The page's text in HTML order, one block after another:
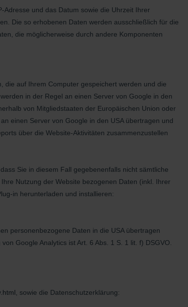
und das Datum sowie die Uhrzeit Ihrer
Die so erhobenen Daten werden ausschließlich für die
die möglicherweise durch andere Komponenten
die auf Ihrem Computer gespeichert werden und die
in der Regel an einen Server von Google in den
von Mitgliedstaaten der Europäischen Union oder
einen Server von Google in den USA übertragen und
über die Website-Aktivitäten zusammenzustellen
Sie in diesem Fall gegebenenfalls nicht sämtliche
Nutzung der Website bezogenen Daten (inkl. Ihrer
in herunterladen und installieren:
personenbezogene Daten in die USA übertragen
Google Analytics ist Art. 6 Abs. 1 S. 1 lit. f) DSGVO.
, sowie die Datenschutzerklärung: